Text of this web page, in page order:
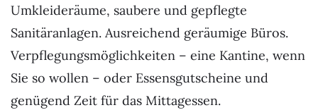
Umkleideräume, saubere und gepflegte
Sanitäranlagen. Ausreichend geräumige Büros.
Verpflegungsmöglichkeiten – eine Kantine, wenn
Sie so wollen – oder Essensgutscheine und
genügend Zeit für das Mittagessen.